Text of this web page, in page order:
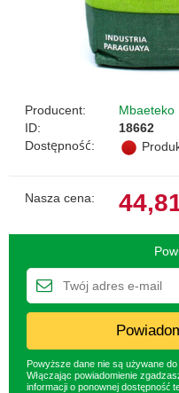
Producent:
Mbaeteko
ID:
18662
Dostępność:
Nasza cena:
Powyższe dane nie są używane
Włączając powiadomienie
informacji o ponownej dostępność